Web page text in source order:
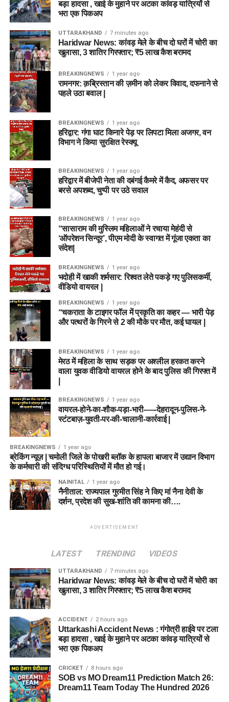
बड़ा हादसा , खाई के मुहाने पर अटका कांवड़ यात्रियों से
भरा एक पिकअप
UTTARAKHAND 7 minutes ago
Haridwar News: कांवड़ मेले के बीच दो घरों में चोरी का
खुलासा, 3 शातिर गिरफ्तार; ₹5 लाख कैश बरामद
BREAKINGNEWS 1 year ago
रामनगर: क़ब्रिस्तान की ज़मीन को लेकर विवाद, दफनाने से
पहले उठा बवाल |
BREAKINGNEWS 1 year ago
हरिद्वार: गंगा घाट किनारे पेड़ पर लिपटा मिला अजगर, वन
विभाग ने किया सुरक्षित रेस्क्यू
BREAKINGNEWS 1 year ago
हरिद्वार में बीजेपी नेता की दबंगई कैमरे में कैद, अफसर पर
बरसे अपशब्द, चुप्पी पर उठे सवाल
BREAKINGNEWS 1 year ago
“सासाराम की मुस्लिम महिलाओं ने रचाया मेहंदी से
‘ऑपरेशन सिन्दूर’, पीएम मोदी के स्वागत में गूंजा एकता का
संदेश|
BREAKINGNEWS 1 year ago
भदोही में खाकी शर्मसार: रिश्वत लेते पकड़े गए पुलिसकर्मी,
वीडियो वायरल |
BREAKINGNEWS 1 year ago
“चकराता के टाइगर फॉल में प्रकृति का कहर — भारी पेड़
और पत्थरों के गिरने से 2 की मौके पर मौत, कई घायल |
BREAKINGNEWS 1 year ago
मेरठ में महिला के साथ सड़क पर अश्लील हरकत करने
वाला युवक वीडियो वायरल होने के बाद पुलिस की गिरफ्त में
BREAKINGNEWS 1 year ago
वायरल-होने-का-शौक-पड़ा-भारी-—-देहरादून-पुलिस-ने-
स्टंटबाज़-युवती-पर-की-चालानी-कार्रवाई |
BREAKINGNEWS 1 year ago
ब्रेकिंग न्यूज़ | चमोली जिले के पोखरी ब्लॉक के हापला बाजार में उद्यान विभाग
के कर्मचारी की संदिग्ध परिस्थितियों में मौत हो गई।
NAINITAL 1 year ago
नैनीताल: राज्यपाल गुरमीत सिंह ने किए मां नैना देवी के
दर्शन, प्रदेश की सुख-शांति की कामना की….
ADVERTISEMENT
LATEST TRENDING VIDEOS
UTTARAKHAND 7 minutes ago
Haridwar News: कांवड़ मेले के बीच दो घरों में चोरी का
खुलासा, 3 शातिर गिरफ्तार; ₹5 लाख कैश बरामद
ACCIDENT 2 hours ago
Uttarkashi Accident News : गंगोत्री हाईवे पर टला
बड़ा हादसा , खाई के मुहाने पर अटका कांवड़ यात्रियों से
भरा एक पिकअप
CRICKET 8 hours ago
SOB vs MO Dream11 Prediction Match 26:
Dream11 Team Today The Hundred 2026